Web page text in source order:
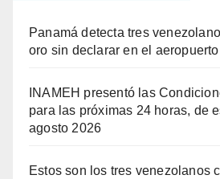
Panamá detecta tres
oro sin declarar en el
INAMEH presentó las
para las próximas 24 horas, de
agosto 2026
Estos son los tres venezolanos